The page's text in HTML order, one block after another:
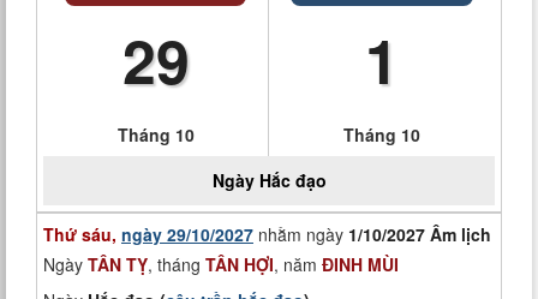
29
Tháng 10
1
Tháng 10
Ngày Hắc đạo
Thứ sáu, ngày 29/10/2027 nhằm ngày 1/10/2027 Âm lịch
Ngày TÂN TỴ, tháng TÂN HỢI, năm ĐINH MÙI